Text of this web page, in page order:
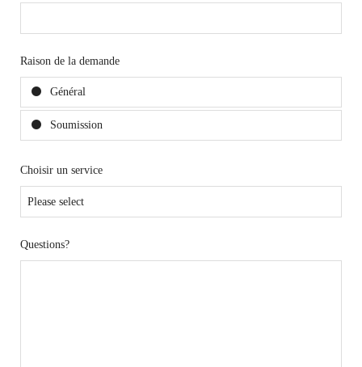
Raison de la demande
Général
Soumission
Choisir un service
Questions?